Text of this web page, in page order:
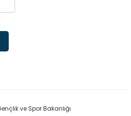
ve Spor Bakanlığı